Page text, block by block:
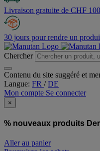
Livraison gratuite de CHF 100
30 jours pour rendre un
Chercher
Contenu du site suggéré et
Langue: FR /DE
Mon compte Se connecter
×
% nouveaux produits
Aller au panier